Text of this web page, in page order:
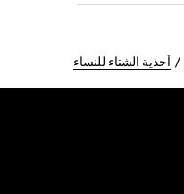
أحذية الشتاء للنساء